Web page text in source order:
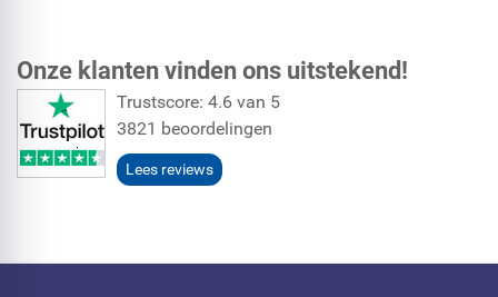
Perfecte verlichting van het kookveld met moderne,
duurzame leds aan de onderkant en in het werkveld
Handmatige naloopfunctie voor lange houdbaarheid van
het actiefkoolfilter
Onze klanten vinden ons uitstekend!
Trustscore: 4.6 van 5
3821 beoordelingen
Lees reviews